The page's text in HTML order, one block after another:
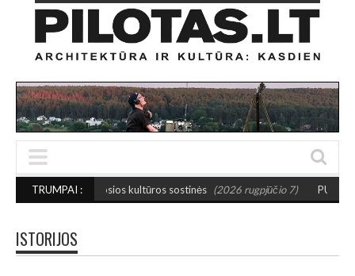
TRUMPAI :
kultūros sostinės (2026 rugpjūčio 7) PUSIAUSVYROS
ISTORIJOS